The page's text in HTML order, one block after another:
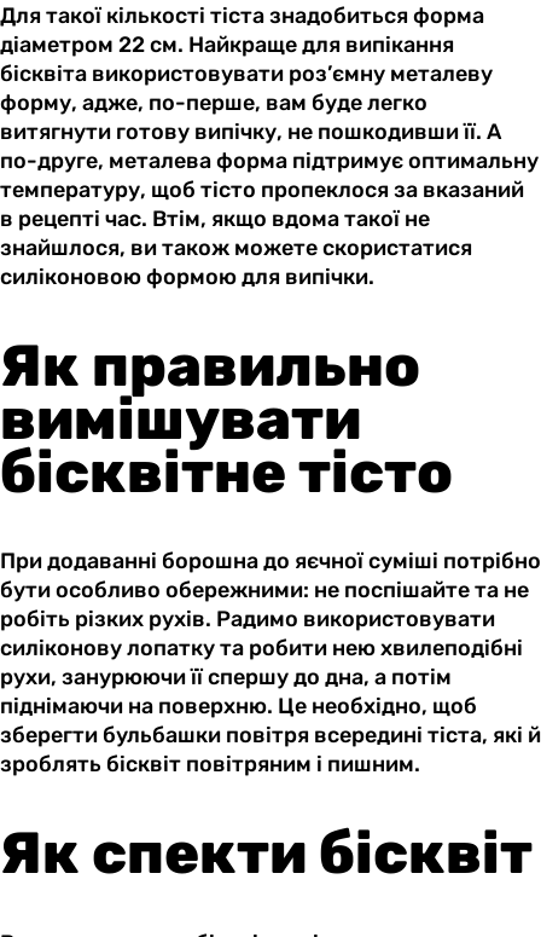
Для такої кількості тіста знадобиться форма
діаметром 22 см. Найкраще для випікання
бісквіта використовувати роз’ємну металеву
форму, адже, по-перше, вам буде легко
витягнути готову випічку, не пошкодивши її. А
по-друге, металева форма підтримує оптимальну
температуру, щоб тісто пропеклося за вказаний
в рецепті час. Втім, якщо вдома такої не
знайшлося, ви також можете скористатися
силіконовою формою для випічки.
Як правильно
вимішувати
бісквітне тісто
При додаванні борошна до яєчної суміші потрібно
бути особливо обережними: не поспішайте та не
робіть різких рухів. Радимо використовувати
силіконову лопатку та робити нею хвилеподібні
рухи, занурюючи її спершу до дна, а потім
піднімаючи на поверхню. Це необхідно, щоб
зберегти бульбашки повітря всередині тіста, які й
зроблять бісквіт повітряним і пишним.
Як спекти бісквіт